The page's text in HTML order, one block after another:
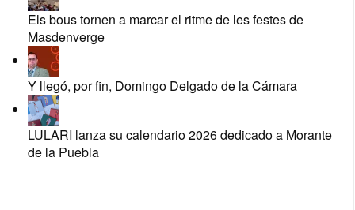
Els bous tornen a marcar el ritme de les festes de
Masdenverge
Y llegó, por fin, Domingo Delgado de la Cámara
LULARI lanza su calendario 2026 dedicado a Morante
de la Puebla